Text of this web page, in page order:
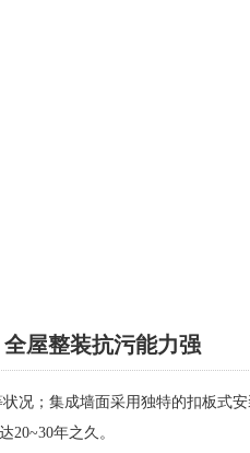
全屋整装抗污能力强
；集成墙面采用独特的扣板式安
20~30年之久。